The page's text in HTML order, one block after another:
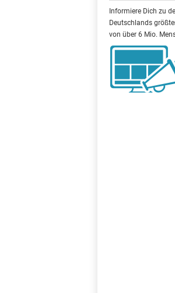
Informiere Dich zu
Deutschlands
von über 6 Mio.